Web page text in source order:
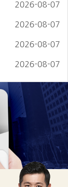
2026-08-07
2026-08-07
2026-08-07
2026-08-07